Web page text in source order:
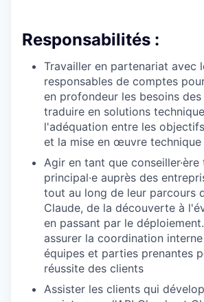
Responsabilités :
Travailler en partenariat avec
responsables de comptes
en profondeur les besoins
traduire en solutions
l'adéquation entre les
et la mise en œuvre technique
Agir en tant que conseiller·ère
principal·e auprès des
tout au long de leur parcours
Claude, de la découverte à
en passant par le
assurer la coordination
équipes et parties prenantes
réussite des clients
Assister les clients qui